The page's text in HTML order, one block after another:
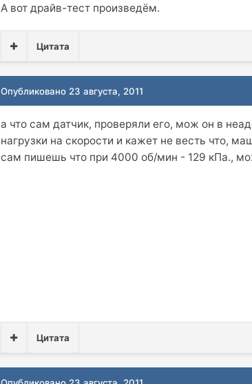
А вот драйв-тест произведём.
Цитата
Опубликовано 23 августа, 2011
а что сам датчик, проверяли его, мож он в
нагрузки на скорости и кажет не весть что,
сам пишешь что при 4000 об/мин - 129 кПа.,
Цитата